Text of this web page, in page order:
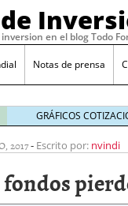
en el blog Todo
Notas de prensa
GRÁFICOS
2017- Escrito por: nvindi